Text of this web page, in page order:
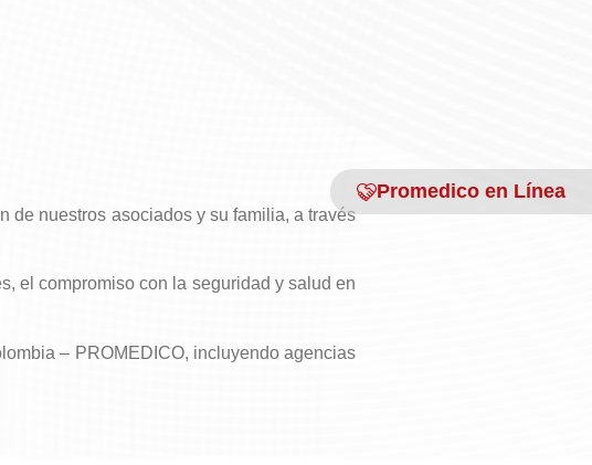
Promedico en Línea
de nuestros asociados y su familia, a través
el compromiso con la seguridad y salud en
– PROMEDICO, incluyendo agencias